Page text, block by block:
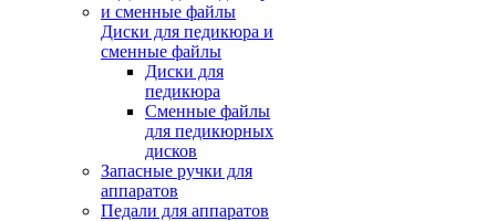
Диски для педикюра и
сменные файлы
Диски для
педикюра
Сменные файлы
для педикюрных
дисков
Запасные ручки для
аппаратов
Педали для аппаратов